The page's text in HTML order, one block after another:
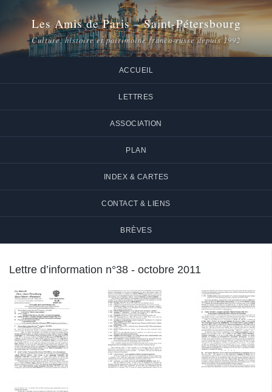
Les Amis de Paris – Saint-Pétersbourg
Culture, histoire et patrimoine franco-russe depuis 1992
ACCUEIL
LETTRES
ASSOCIATION
PLAN
INDEX & CARTES
CONTACT & LIENS
BRÈVES
Lettre d’information n°38 - octobre 2011